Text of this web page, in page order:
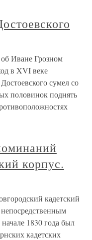
Иване Грозном
в XVI веке
сумел со
половинок поднять
корпус.
кадетский
1830 года был
кадетских